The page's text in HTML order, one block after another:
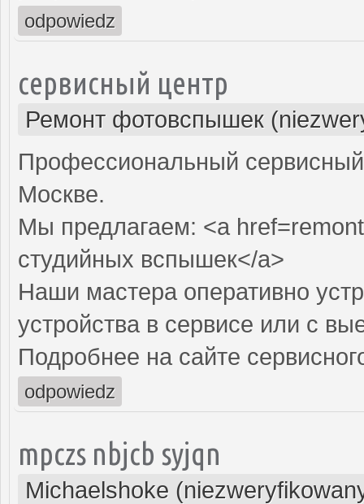
odpowiedz
сервисный центр
Ремонт фотовспышек
Профессиональный
Москве.
Мы предлагаем: <a
студийных вспышек</a>
Наши мастера оперативно
устройства в сервисе или с
Подробнее на сайте
odpowiedz
mpczs nbjcb syjqn
Michaelshoke